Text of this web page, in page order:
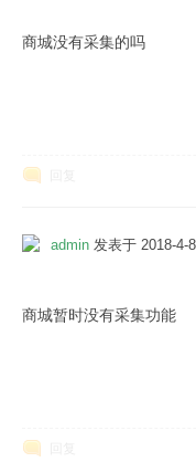
商城没有采集的吗
admin 发表于 2018-4-
商城暂时没有采集功能